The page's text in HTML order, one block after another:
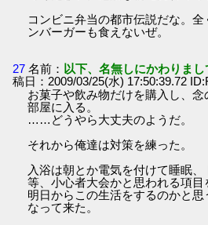
コンビニ弁当の都市伝説だな。
ンバーガーも食えないぜ。
27 名前： 以下、名無しにかわりま
稿日：2009/03/25(水) 17:50:39.72
お菓子や飲み物だけを購入し、
部屋に入る。
……どうやら大丈夫のようだ。
それから俺達は対策を練った。
入浴は朝とか電気を付けて睡眠
等、小心者大会かと思われる項目
明日からこの生活をするのかと思
なって来た。